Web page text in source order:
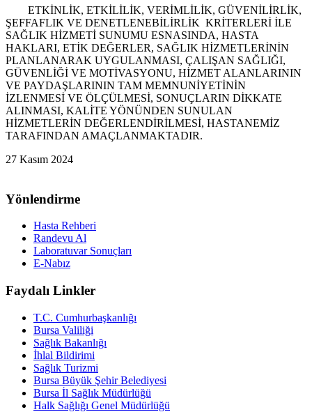
ETKİNLİK, ETKİLİLİK, VERİMLİLİK, GÜVENİLİRLİK,
ŞEFFAFLIK VE DENETLENEBİLİRLİK KRİTERLERİ İLE
SAĞLIK HİZMETİ SUNUMU ESNASINDA, HASTA
HAKLARI, ETİK DEĞERLER, SAĞLIK HİZMETLERİNİN
PLANLANARAK UYGULANMASI, ÇALIŞAN SAĞLIĞI,
GÜVENLİĞİ VE MOTİVASYONU, HİZMET ALANLARININ
VE PAYDAŞLARININ TAM MEMNUNİYETİNİN
İZLENMESİ VE ÖLÇÜLMESİ, SONUÇLARIN DİKKATE
ALINMASI, KALİTE YÖNÜNDEN SUNULAN
HİZMETLERİN DEĞERLENDİRİLMESİ, HASTANEMİZ
TARAFINDAN AMAÇLANMAKTADIR.
27 Kasım 2024
Yönlendirme
Hasta Rehberi
Randevu Al
Laboratuvar Sonuçları
E-Nabız
Faydalı Linkler
T.C. Cumhurbaşkanlığı
Bursa Valiliği
Sağlık Bakanlığı
İhlal Bildirimi
Sağlık Turizmi
Bursa Büyük Şehir Belediyesi
Bursa İl Sağlık Müdürlüğü
Halk Sağlığı Genel Müdürlüğü